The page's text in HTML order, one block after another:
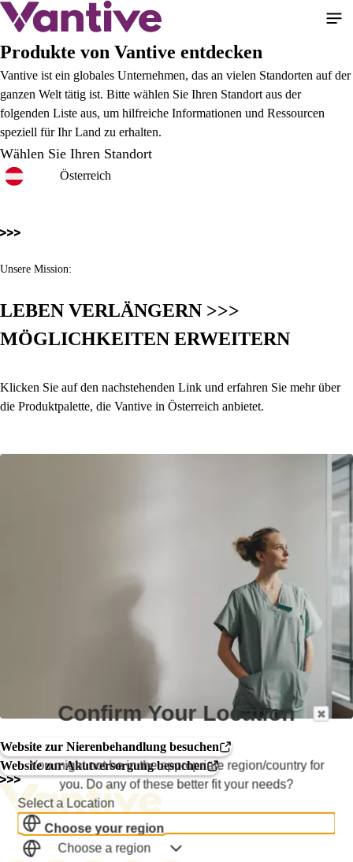
Direkt
zum
Inhalt
Produkte von Vantive entdecken
Vantive ist ein globales Unternehmen, das an vielen Standorten auf der
ganzen Welt tätig ist. Bitte wählen Sie Ihren Standort aus der
folgenden Liste aus, um hilfreiche Informationen und Ressourcen
speziell für Ihr Land zu erhalten.
Wählen Sie Ihren Standort
Österreich
Unsere Mission:
LEBEN VERLÄNGERN >>>
MÖGLICHKEITEN ERWEITERN
Klicken Sie auf den nachstehenden Link und erfahren Sie mehr über
die Produktpalette, die Vantive in Österreich anbietet.
Website zur Nierenbehandlung besuchen
Website zur Akutversorgung besuchen
Confirm Your Location
You might not be in the appropriate region/country for
you. Do any of these better fit your needs?
Select a Location
Choose your region
Choose a region